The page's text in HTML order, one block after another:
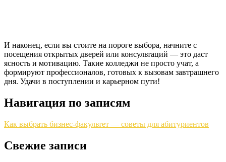
И наконец, если вы стоите на пороге выбора, начните с
посещения открытых дверей или консультаций — это даст
ясность и мотивацию. Такие колледжи не просто учат, а
формируют профессионалов, готовых к вызовам завтрашнего
дня. Удачи в поступлении и карьерном пути!
Навигация по записям
Как выбрать бизнес-факультет — советы для абитуриентов
Свежие записи